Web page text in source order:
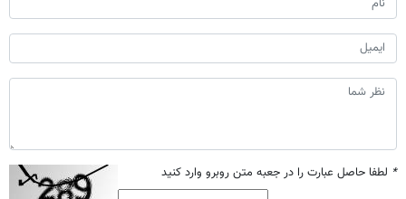
* لطفا حاصل عبارت را در جعبه متن روبرو وارد کنید